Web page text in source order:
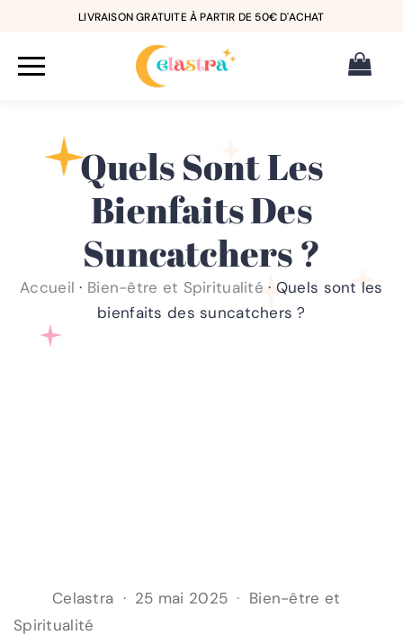
LIVRAISON GRATUITE À PARTIR DE 50€ D'ACHAT
Quels Sont Les
Bienfaits Des
Suncatchers ?
Accueil · Bien-être et Spiritualité ·Quels sont les
bienfaits des suncatchers ?
Celastra 25 mai 2025
Bien-être et
Spiritualité